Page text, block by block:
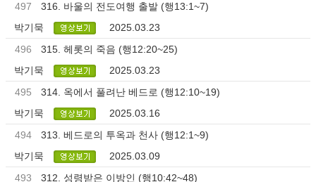
497
316. 바울의 전도여행 출발 (행13:1~7)
박기묵
2025.03.23
496
315. 헤롯의 죽음 (행12:20~25)
박기묵
2025.03.23
495
314. 옥에서 풀려난 베드로 (행12:10~19)
박기묵
2025.03.16
494
313. 베드로의 투옥과 천사 (행12:1~9)
박기묵
2025.03.09
493
312. 성령받은 이방인 (행10:42~48)